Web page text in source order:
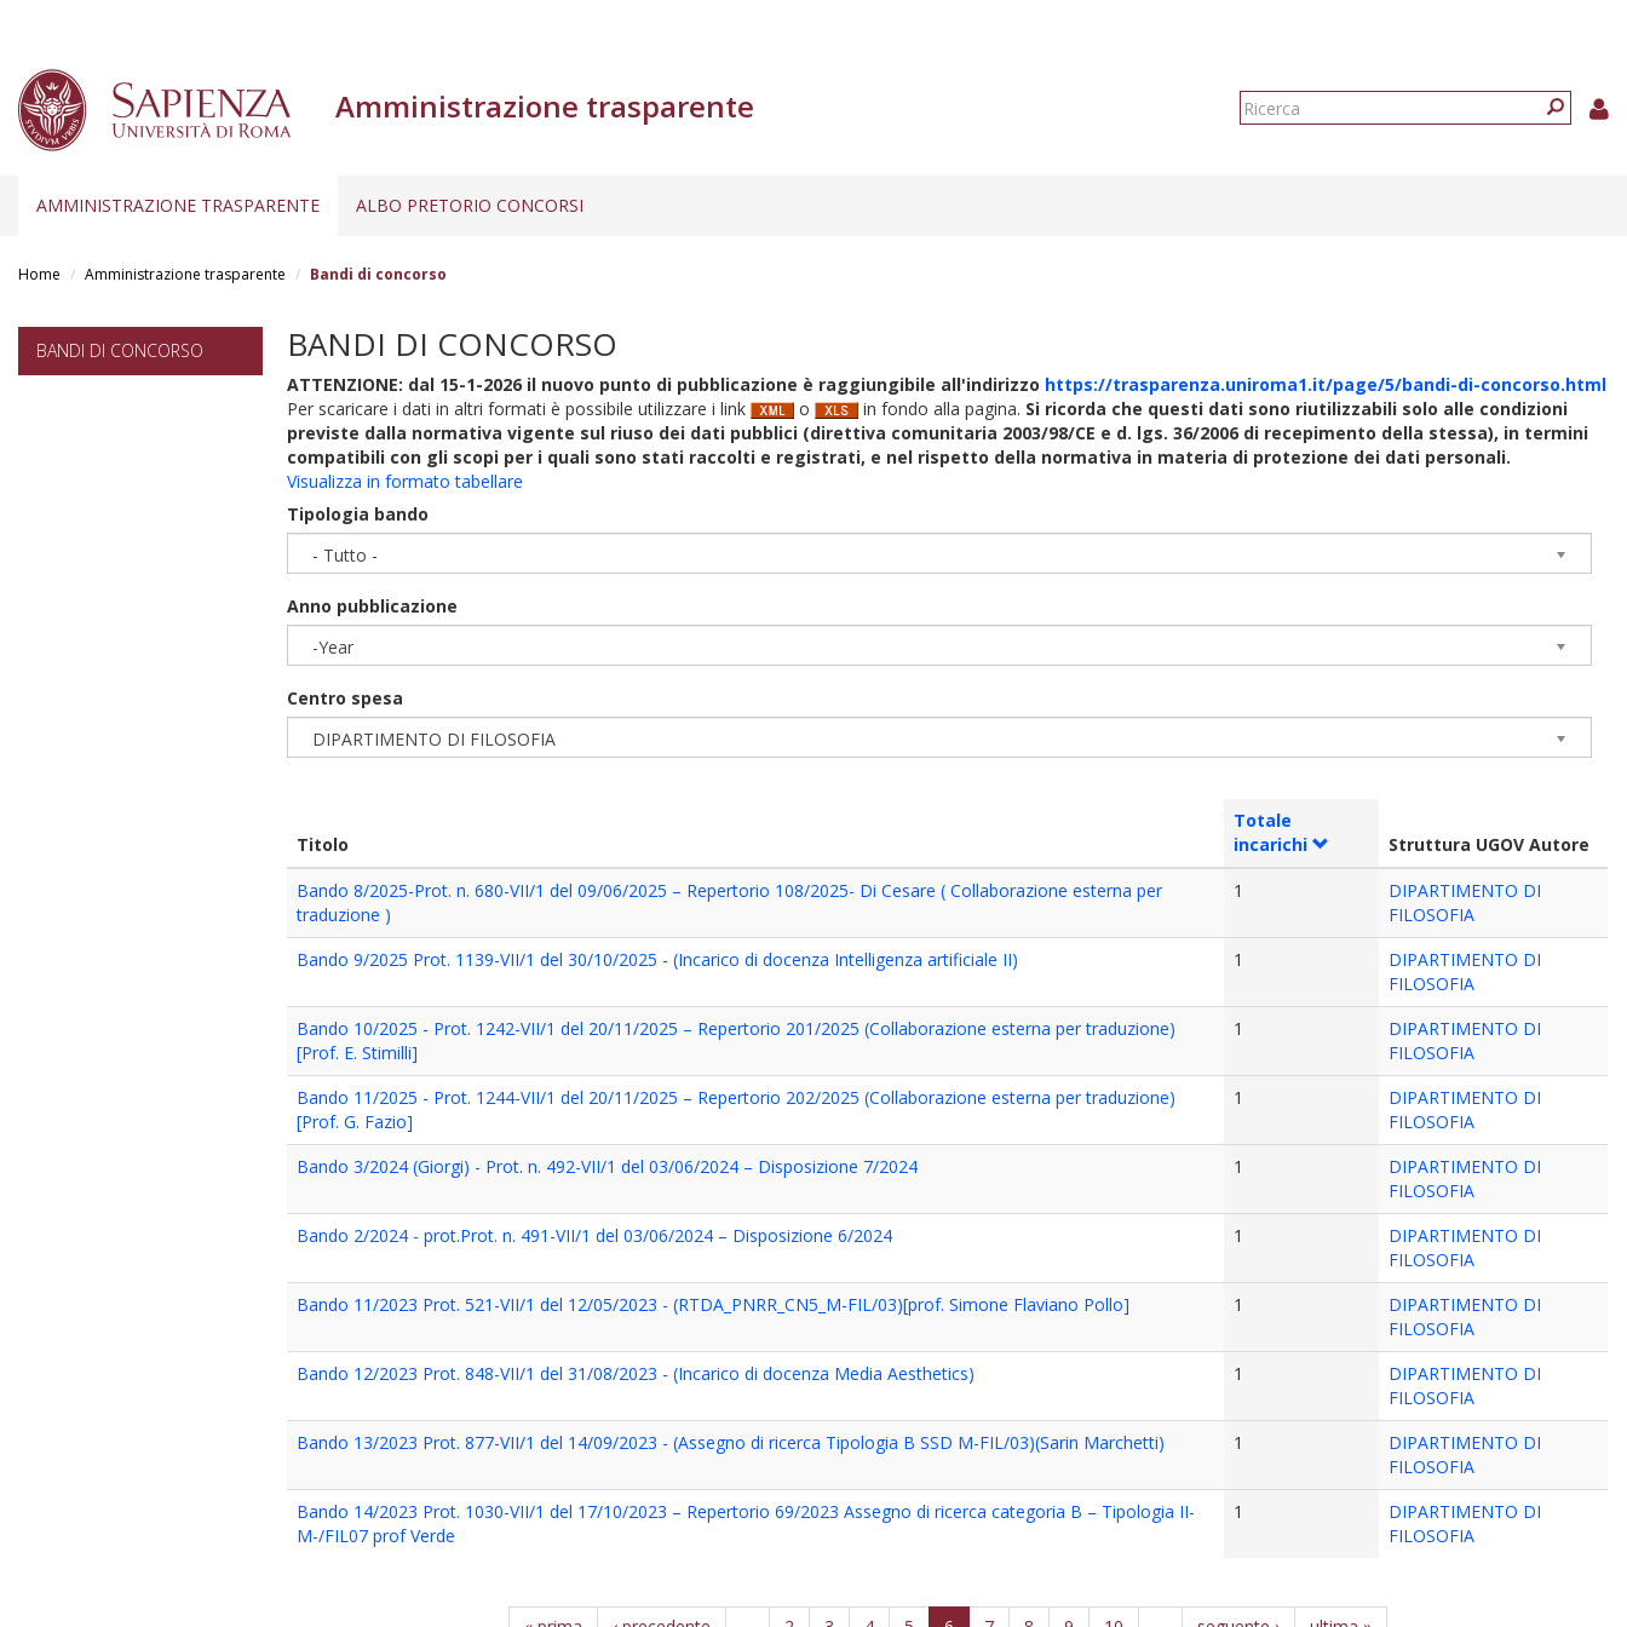
Amministrazione trasparente
Form
AMMINISTRAZIONE TRASPARENTE ALBO PRETORIO CONCORSI
Home Amministrazione trasparente Bandi di concorso
BANDI DI CONCORSO BANDI DI CONCORSO
ATTENZIONE: dal 15-1-2026 il nuovo punto di pubblicazione è raggiungibile all'indirizzo https://trasparenza.uniroma1.it/page/5/bandi-di-concorso.html
Per scaricare i dati in altri formati è possibile utilizzare i link
o in fondo alla pagina. Si ricorda che questi dati sono riutilizzabili solo alle condizioni
previste dalla normativa vigente sul riuso dei dati pubblici (direttiva comunitaria 2003/98/CE e d. lgs. 36/2006 di recepimento della stessa), in termini
compatibili con gli scopi per i quali sono stati raccolti e registrati, e nel rispetto della normativa in materia di protezione dei dati personali.
Visualizza in formato tabellare
Tipologia bando
- Tutto -
Anno pubblicazione
-Year
Centro spesa
DIPARTIMENTO DI FILOSOFIA
Titolo
Totale
incarichi
Struttura UGOV Autore
Bando 8/2025-Prot. n. 680-VII/1 del 09/06/2025 – Repertorio 108/2025- Di Cesare ( Collaborazione esterna per
traduzione )
1
DIPARTIMENTO DI
FILOSOFIA
Bando 9/2025 Prot. 1139-VII/1 del 30/10/2025 - (Incarico di docenza Intelligenza artificiale II)
1
DIPARTIMENTO DI
FILOSOFIA
Bando 10/2025 - Prot. 1242-VII/1 del 20/11/2025 – Repertorio 201/2025 (Collaborazione esterna per traduzione)
[Prof. E. Stimilli]
1
DIPARTIMENTO DI
FILOSOFIA
Bando 11/2025 - Prot. 1244-VII/1 del 20/11/2025 – Repertorio 202/2025 (Collaborazione esterna per traduzione)
[Prof. G. Fazio]
1
DIPARTIMENTO DI
FILOSOFIA
Bando 3/2024 (Giorgi) - Prot. n. 492-VII/1 del 03/06/2024 – Disposizione 7/2024
1
DIPARTIMENTO DI
FILOSOFIA
Bando 2/2024 - prot.Prot. n. 491-VII/1 del 03/06/2024 – Disposizione 6/2024
1
DIPARTIMENTO DI
FILOSOFIA
Bando 11/2023 Prot. 521-VII/1 del 12/05/2023 - (RTDA_PNRR_CN5_M-FIL/03)[prof. Simone Flaviano Pollo]
1
DIPARTIMENTO DI
FILOSOFIA
Bando 12/2023 Prot. 848-VII/1 del 31/08/2023 - (Incarico di docenza Media Aesthetics)
1
DIPARTIMENTO DI
FILOSOFIA
Bando 13/2023 Prot. 877-VII/1 del 14/09/2023 - (Assegno di ricerca Tipologia B SSD M-FIL/03)(Sarin Marchetti)
1
DIPARTIMENTO DI
FILOSOFIA
Bando 14/2023 Prot. 1030-VII/1 del 17/10/2023 – Repertorio 69/2023 Assegno di ricerca categoria B – Tipologia II-
M-/FIL07 prof Verde
1
DIPARTIMENTO DI
FILOSOFIA